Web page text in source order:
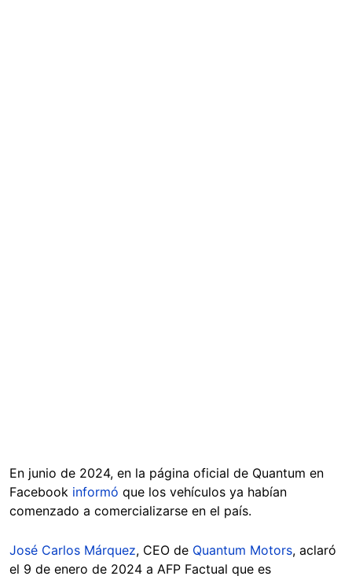
En junio de 2024, en la página oficial de Quantum en
Facebook informó que los vehículos ya habían
comenzado a comercializarse en el país.
José Carlos Márquez, CEO de Quantum Motors, aclaró
el 9 de enero de 2024 a AFP Factual que es